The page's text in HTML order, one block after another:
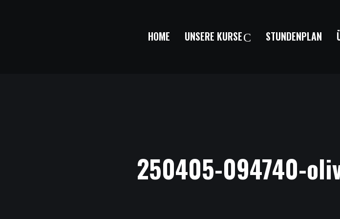
HOME UNSERE KURSE STUNDENPLAN
250405-094740-